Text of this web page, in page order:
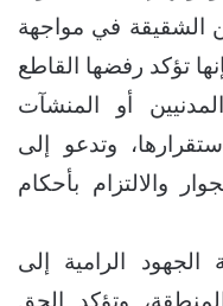
الشقيقة في مواجهة
تؤكد رفضها القاطع
أو المنشآت
وتدعو إلى
والالتزام بأحكام
الجهود الرامية إلى
وتؤكد الحق